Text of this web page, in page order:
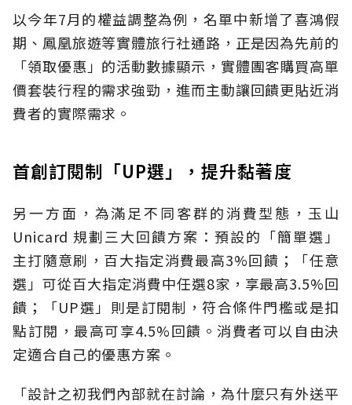
以今年7月的權益調整為例，名單中新增了喜鴻假
期、鳳凰旅遊等實體旅行社通路，正是因為先前的
「領取優惠」的活動數據顯示，實體團客購買高單
價套裝行程的需求強勁，進而主動讓回饋更貼近消
費者的實際需求。
首創訂閱制「UP選」，提升黏著度
另一方面，為滿足不同客群的消費型態，玉山
Unicard 規劃三大回饋方案：預設的「簡單選」
主打隨意刷，百大指定消費最高3%回饋；「任意
選」可從百大指定消費中任選8家，享最高3.5%回
饋；「UP選」則是訂閱制，符合條件門檻或是扣
點訂閱，最高可享4.5%回饋。消費者可以自由決
定適合自己的優惠方案。
「設計之初我們內部就在討論，為什麼只有外送平